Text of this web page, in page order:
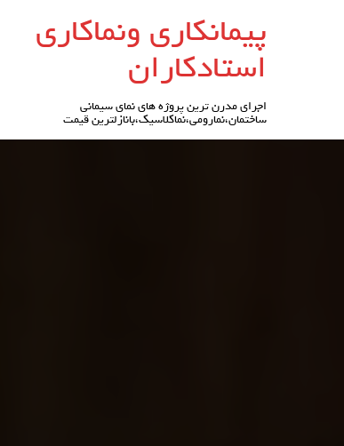
پیمانکاری ونماکاری
استادکاران
اجرای مدرن ترین پروژه های نمای سیمانی
ساختمان،نمارومی،نماکلاسیک،بانازلترین قیمت